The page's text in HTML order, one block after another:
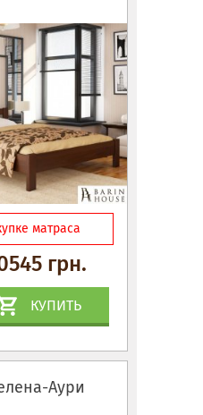
матраса
грн.
КУПИТЬ
Аури